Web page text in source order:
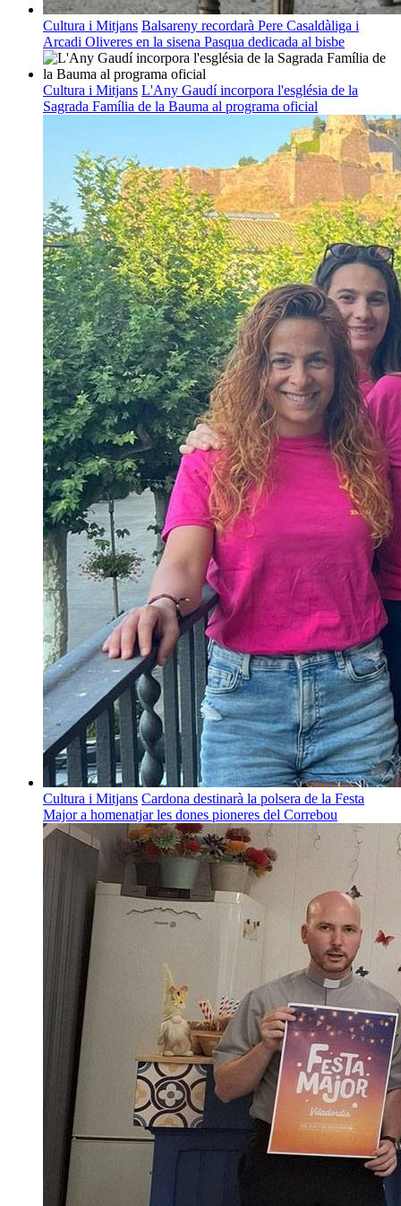
Cultura i Mitjans Balsareny recordarà Pere Casaldàliga i
Arcadi Oliveres en la sisena Pasqua dedicada al bisbe
Cultura i Mitjans L'Any Gaudí incorpora l'església de la
Sagrada Família de la Bauma al programa oficial
Cultura i Mitjans Cardona destinarà la polsera de la Festa
Major a homenatjar les dones pioneres del Correbou